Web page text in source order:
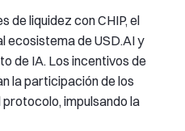
de liquidez con CHIP, el
de USD.AI y
de IA. Los incentivos de
la participación de los
impulsando la